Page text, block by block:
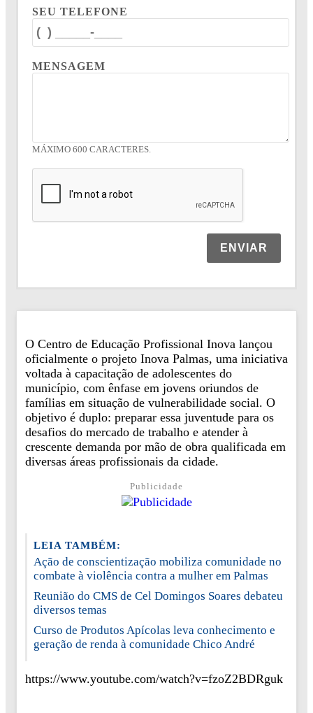
SEU TELEFONE
MENSAGEM
MÁXIMO 600 CARACTERES.
ENVIAR
O Centro de Educação Profissional Inova lançou
oficialmente o projeto Inova Palmas, uma iniciativa
voltada à capacitação de adolescentes do
município, com ênfase em jovens oriundos de
famílias em situação de vulnerabilidade social. O
objetivo é duplo: preparar essa juventude para os
desafios do mercado de trabalho e atender à
crescente demanda por mão de obra qualificada em
diversas áreas profissionais da cidade.
Publicidade
LEIA TAMBÉM:
Ação de conscientização mobiliza comunidade no
combate à violência contra a mulher em Palmas
Reunião do CMS de Cel Domingos Soares debateu
diversos temas
Curso de Produtos Apícolas leva conhecimento e
geração de renda à comunidade Chico André
https://www.youtube.com/watch?v=fzoZ2BDRguk